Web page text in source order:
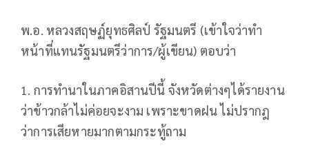
พ.อ. หลวงสฤษฏ์ยุทธศิลป์ รัฐมนตรี (เข้าใจว่าทำ
หน้าที่แทนรัฐมนตรีว่าการ/ผู้เขียน) ตอบว่า
1. การทำนาในภาคอิสานปีนี้ จังหวัดต่างๆได้รายงาน
ว่าข้าวกล้าไม่ค่อยจะงาม เพราะขาดฝน ไม่ปรากฎ
ว่าการเสียหายมากตามกระทู้ถาม